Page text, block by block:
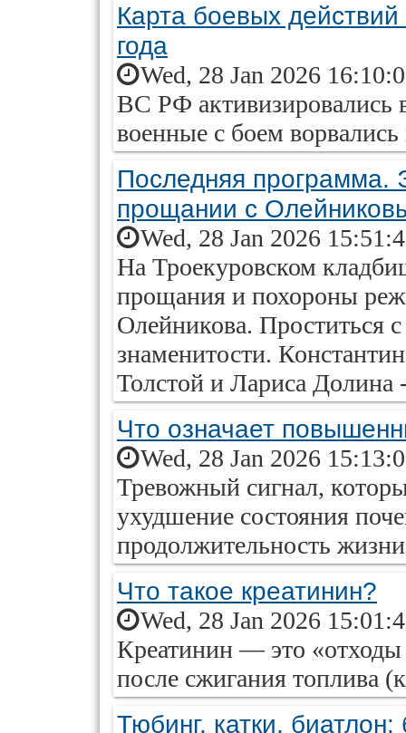
Карта боевых
года
Wed, 28 Jan 2026
ВС РФ активизировались
военные с боем
Последняя программа.
прощании с
Wed, 28 Jan 2026
На Троекуровском
прощания и похороны
Олейникова. Проститься
знаменитости.
Толстой и Лариса Долина
Что означает
Wed, 28 Jan 2026
Тревожный сигнал,
ухудшение состояния
продолжительность
Что такое креатинин?
Wed, 28 Jan 2026
Креатинин — это «отходы
после сжигания топлива
Тюбинг, катки,